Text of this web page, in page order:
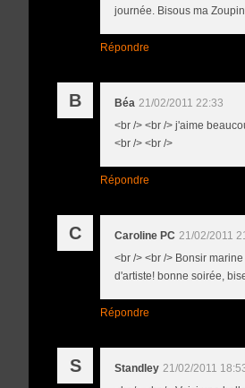
journée. Bisous ma
Répondre
B Béa 21/02/2011 22:33
<br /> <br /> j'aime
<br /> <br />
Répondre
C Caroline PC 21/02/2011
<br /> <br /> Bonsir
d'artiste! bonne soirée,
Répondre
S Standley 21/02/2011